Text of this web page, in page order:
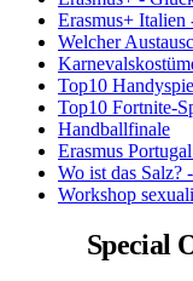
Erasmus+ Italien
Welcher
Top10
Top10 Fortnite-
Handballfinale
Erasmus
Wo ist das Salz?
Workshop
Special